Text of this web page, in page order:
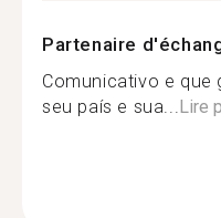
Partenaire
Comunicativo e que
seu país e sua... Lire